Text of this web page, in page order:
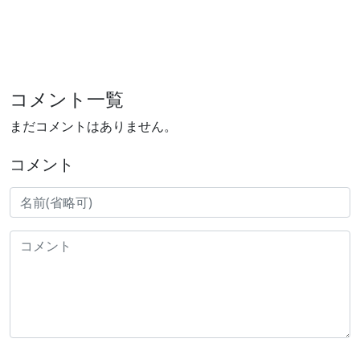
コメント一覧
まだコメントはありません。
コメント